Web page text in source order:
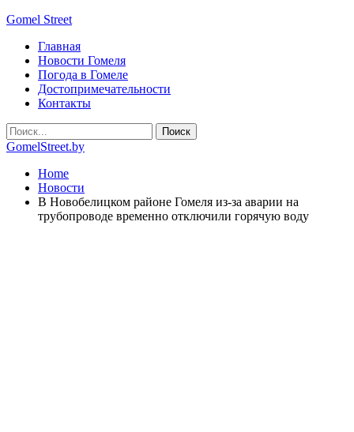
Gomel Street
Главная
Новости Гомеля
Погода в Гомеле
Достопримечательности
Контакты
GomelStreet.by
Home
Новости
В Новобелицком районе Гомеля из-за аварии на
трубопроводе временно отключили горячую воду